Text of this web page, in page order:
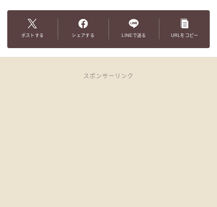
ポストする シェアする LINEで送る URLをコピー
スポンサーリンク